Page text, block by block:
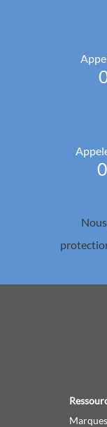
Marques